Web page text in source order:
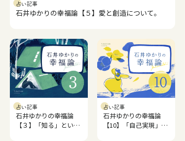
占い記事
石井ゆかりの幸福論【５】愛と創造について。
占い記事
石井ゆかりの幸福論
【３】「知る」という
占い記事
石井ゆかりの幸福論
【10】「自己実現」と